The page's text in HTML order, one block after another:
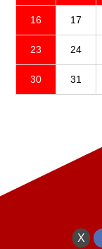
16 17
23 24
30 31
X